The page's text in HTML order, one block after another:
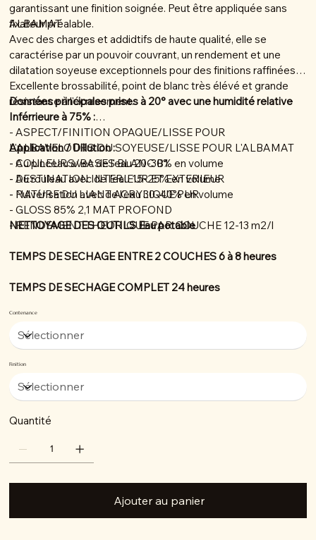
garantissant une finition soignée. Peut être appliquée sans
fixateur préalable.
ALBAMAT
Avec des charges et addidtifs de haute qualité, elle se
caractérise par un pouvoir couvrant, un rendement et une
dilatation soyeuse exceptionnels pour des finitions raffinées.
Excellente brossabilité, point de blanc très élévé et grande
résistance à l'écrasement.
Données principales prises à 20° avec une humidité relative
Inférrieure à 75% :
- ASPECT/FINITION OPAQUE/LISSE POUR
L'ALBAVELOURS OU SOYEUSE/LISSE POUR L'ALBAMAT
- COULEURS/BASES BLANC B1
- DESTINATION INTERIEUR ET EXTERIEUR
- NATURE DU LIANT ACRYLIQUE PUR
- GLOSS 85% 2,1 MAT PROFOND
- RENDEMENT THEORIQUE PAR COUCHE 12-13 m2/l
Application / Dillution :
- Au pinceau avec de l'eau 20-30% en volume
- Au rouleau avec de l'eau 15-25% en volume
- Pulvérisation avec de l'eau 30-40% en volume
NETTOYAGE DES OUTILS Eau potable
TEMPS DE SECHAGE ENTRE 2 COUCHES 6 à 8 heures
TEMPS DE SECHAGE COMPLET 24 heures
Contenance
Finition
Quantité
Ajouter au panier